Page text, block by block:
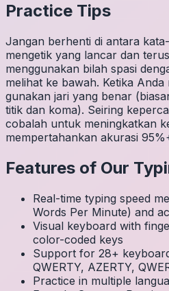
Practice Tips
Jangan berhenti di antara
mengetik yang lancar dan
menggunakan bilah spasi
melihat ke bawah. Ketika
gunakan jari yang benar
titik dan koma). Seiring
cobalah untuk meningkatkan
mempertahankan akurasi
Features of Our
Real-time typing speed
Words Per Minute) and
Visual keyboard with
color-coded keys
Support for 28+
QWERTY, AZERTY,
Practice in multiple